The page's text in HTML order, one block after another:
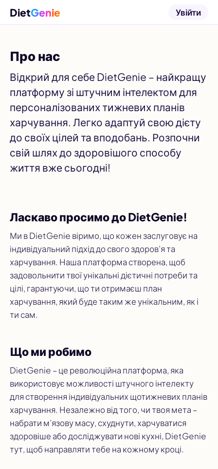
DietGenie Увійти
Про нас
Відкрий для себе DietGenie – найкращу
платформу зі штучним інтелектом для
персоналізованих тижневих планів
харчування. Легко адаптуй свою дієту
до своїх цілей та вподобань. Розпочни
свій шлях до здоровішого способу
життя вже сьогодні!
Ласкаво просимо до DietGenie!
Ми в DietGenie віримо, що кожен заслуговує на
індивідуальний підхід до свого здоров’я та
харчування. Наша платформа створена, щоб
задовольнити твої унікальні дієтичні потреби та
цілі, гарантуючи, що ти отримаєш план
харчування, який буде таким же унікальним, як і
ти сам.
Що ми робимо
DietGenie – це революційна платформа, яка
використовує можливості штучного інтелекту
для створення індивідуальних щотижневих планів
харчування. Незалежно від того, чи твоя мета –
набрати м’язову масу, схуднути, харчуватися
здоровіше або досліджувати нові кухні, DietGenie
тут, щоб направляти тебе на кожному кроці.